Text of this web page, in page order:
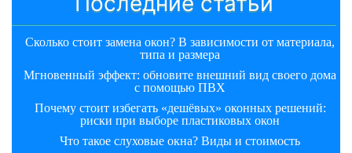
Сколько стоит замена окон? В зависимости от материала,
типа и размера
Мгновенный эффект: обновите внешний вид своего дома
с помощью ПВХ
Почему стоит избегать «дешёвых» оконных решений:
риски при выборе пластиковых окон
Что такое слуховые окна? Виды и стоимость